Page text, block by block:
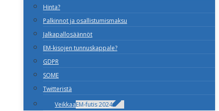
Hinta?
Palkinnot ja osallistumismaksu
Jalkapallosäännöt
EM-kisojen tunnuskappale?
GDPR
SOME
Twitteristä
VeikkaaEM-futis 2024